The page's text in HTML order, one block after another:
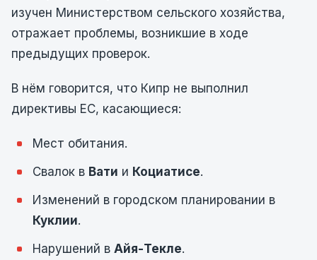
изучен Министерством сельского хозяйства,
отражает проблемы, возникшие в ходе
предыдущих проверок.
В нём говорится, что Кипр не выполнил
директивы ЕС, касающиеся:
Мест обитания.
Свалок в Вати и Коциатисе.
Изменений в городском планировании в
Куклии.
Нарушений в Айя-Текле.